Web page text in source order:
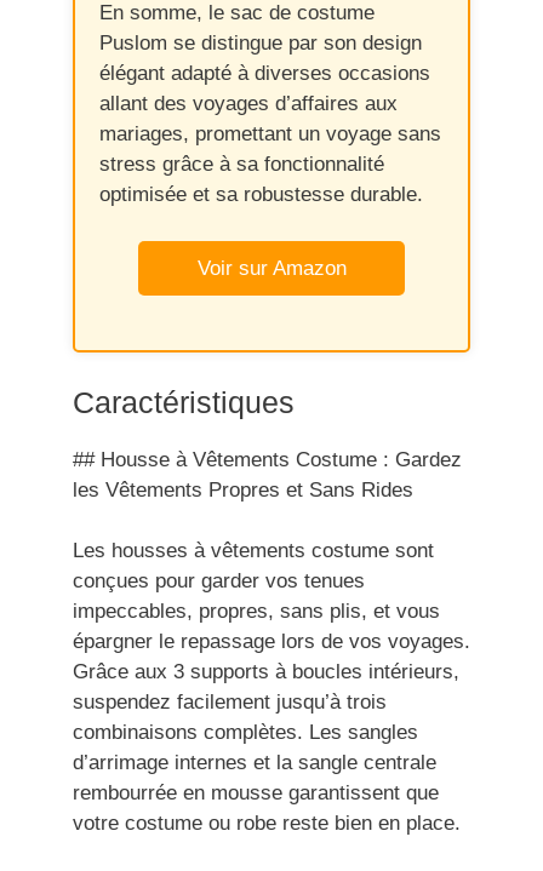
En somme, le sac de costume
Puslom se distingue par son design
élégant adapté à diverses occasions
allant des voyages d’affaires aux
mariages, promettant un voyage sans
stress grâce à sa fonctionnalité
optimisée et sa robustesse durable.
Voir sur Amazon
Caractéristiques
## Housse à Vêtements Costume : Gardez
les Vêtements Propres et Sans Rides
Les housses à vêtements costume sont
conçues pour garder vos tenues
impeccables, propres, sans plis, et vous
épargner le repassage lors de vos voyages.
Grâce aux 3 supports à boucles intérieurs,
suspendez facilement jusqu’à trois
combinaisons complètes. Les sangles
d’arrimage internes et la sangle centrale
rembourrée en mousse garantissent que
votre costume ou robe reste bien en place.